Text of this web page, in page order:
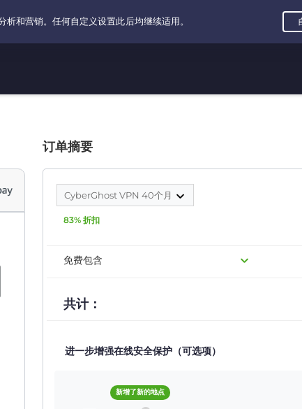
订单摘要
CyberGhost VPN 40个月
83% 折扣
免费包含
共计：
进一步增强在线安全保护（可选项）
新增了新的地点